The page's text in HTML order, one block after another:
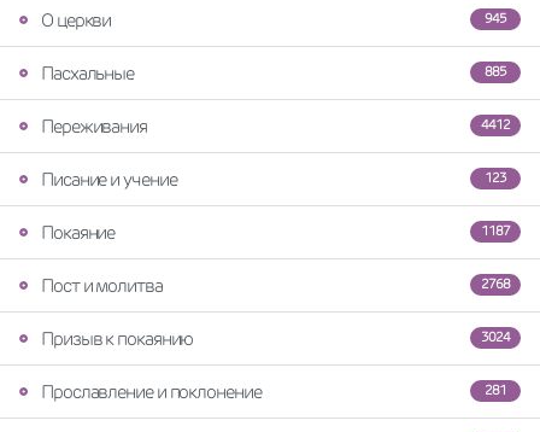
945
О церкви
885
Пасхальные
4412
Переживания
123
Писание и учение
1187
Покаяние
2768
Пост и молитва
3024
Призыв к покаянию
281
Прославление и поклонение